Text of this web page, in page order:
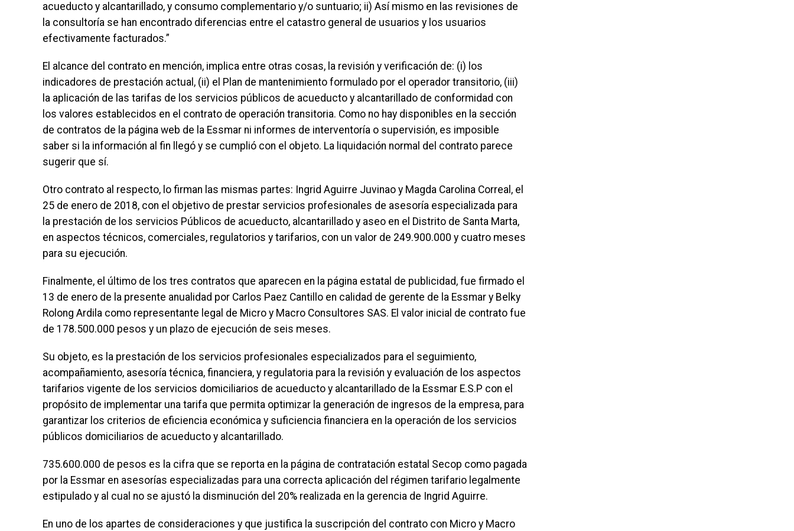
acueducto y alcantarillado, y consumo complementario y/o suntuario; ii) Así mismo en las revisiones de
la consultoría se han encontrado diferencias entre el catastro general de usuarios y los usuarios
efectivamente facturados.”
El alcance del contrato en mención, implica entre otras cosas, la revisión y verificación de: (i) los
indicadores de prestación actual, (ii) el Plan de mantenimiento formulado por el operador transitorio, (iii)
la aplicación de las tarifas de los servicios públicos de acueducto y alcantarillado de conformidad con
los valores establecidos en el contrato de operación transitoria. Como no hay disponibles en la sección
de contratos de la página web de la Essmar ni informes de interventoría o supervisión, es imposible
saber si la información al fin llegó y se cumplió con el objeto. La liquidación normal del contrato parece
sugerir que sí.
Otro contrato al respecto, lo firman las mismas partes: Ingrid Aguirre Juvinao y Magda Carolina Correal, el
25 de enero de 2018, con el objetivo de prestar servicios profesionales de asesoría especializada para
la prestación de los servicios Públicos de acueducto, alcantarillado y aseo en el Distrito de Santa Marta,
en aspectos técnicos, comerciales, regulatorios y tarifarios, con un valor de 249.900.000 y cuatro meses
para su ejecución.
Finalmente, el último de los tres contratos que aparecen en la página estatal de publicidad, fue firmado el
13 de enero de la presente anualidad por Carlos Paez Cantillo en calidad de gerente de la Essmar y Belky
Rolong Ardila como representante legal de Micro y Macro Consultores SAS. El valor inicial de contrato fue
de 178.500.000 pesos y un plazo de ejecución de seis meses.
Su objeto, es la prestación de los servicios profesionales especializados para el seguimiento,
acompañamiento, asesoría técnica, financiera, y regulatoria para la revisión y evaluación de los aspectos
tarifarios vigente de los servicios domiciliarios de acueducto y alcantarillado de la Essmar E.S.P con el
propósito de implementar una tarifa que permita optimizar la generación de ingresos de la empresa, para
garantizar los criterios de eficiencia económica y suficiencia financiera en la operación de los servicios
públicos domiciliarios de acueducto y alcantarillado.
735.600.000 de pesos es la cifra que se reporta en la página de contratación estatal Secop como pagada
por la Essmar en asesorías especializadas para una correcta aplicación del régimen tarifario legalmente
estipulado y al cual no se ajustó la disminución del 20% realizada en la gerencia de Ingrid Aguirre.
En uno de los apartes de consideraciones y que justifica la suscripción del contrato con Micro y Macro